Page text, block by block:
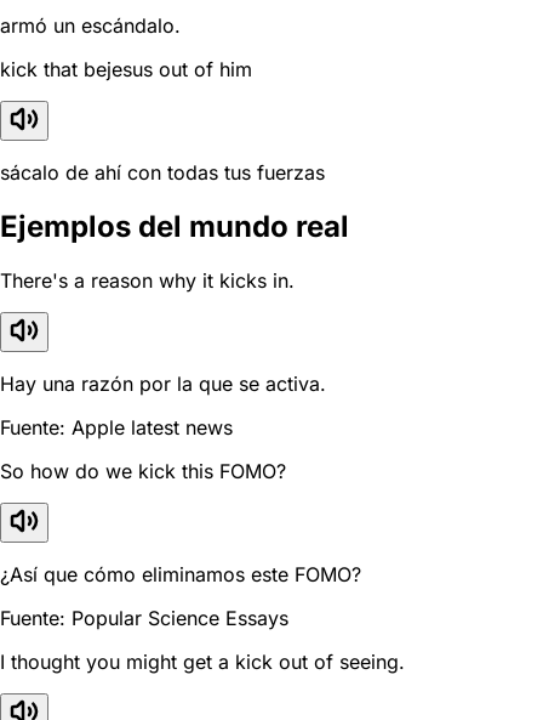
armó un escándalo.
kick that bejesus out of him
sácalo de ahí con todas tus fuerzas
Ejemplos del mundo real
There's a reason why it kicks in.
Hay una razón por la que se activa.
Fuente: Apple latest news
So how do we kick this FOMO?
¿Así que cómo eliminamos este FOMO?
Fuente: Popular Science Essays
I thought you might get a kick out of seeing.